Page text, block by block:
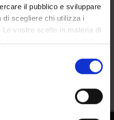
il pubblico e sviluppare
di scegliere chi utilizza i
vostre scelte in materia di
consenso in qualsiasi
sui cookie o facendo clic